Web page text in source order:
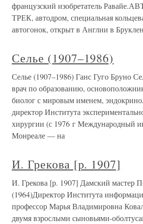
французский изобретатель
ТРЕК, автодром, специальная
автогонок, открыт в Англии в
Селье (1907–1986)
Селье (1907–1986) Ганс Гуго Бруно
врач по образованию,
биолог с мировым именем,
директор Института
хирургии (с 1976 г Международный
Монреале — на
И. Грекова [р. 1907]
И. Грекова [р. 1907] Дамский мастер
(1964)Директор Института
профессор Марья Владимировна
двумя взрослыми сыновьями-